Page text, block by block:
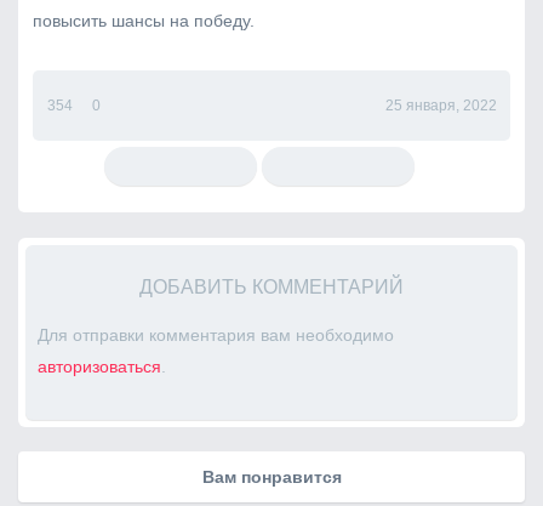
повысить шансы на победу.
354 0 25 января, 2022
ДОБАВИТЬ КОММЕНТАРИЙ
Для отправки комментария вам необходимо
авторизоваться
Вам понравится